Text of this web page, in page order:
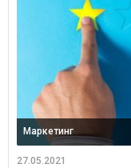
Маркетинг
27.05.2021